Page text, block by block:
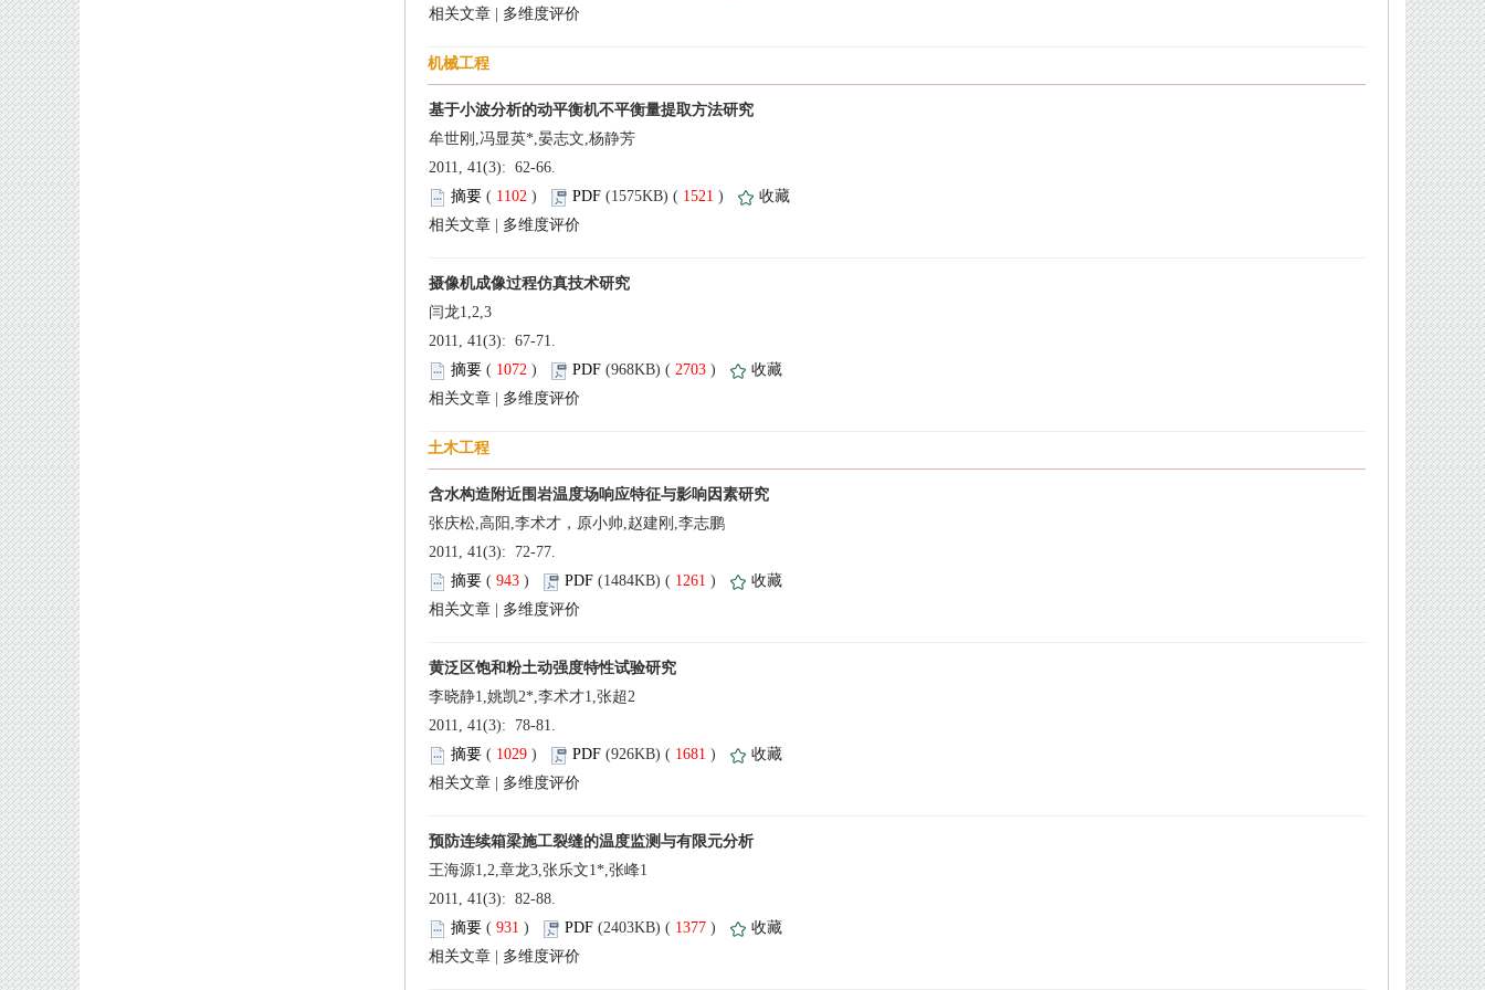
2011, 41(3): 62-66.
(
) 1521)
2011, 41(3): 67-71.
(
) 2703)
2011, 41(3): 72-77.
(
) 1261)
2011, 41(3): 78-81.
(
) 1681)
2011, 41(3): 82-88.
(
) 1377)